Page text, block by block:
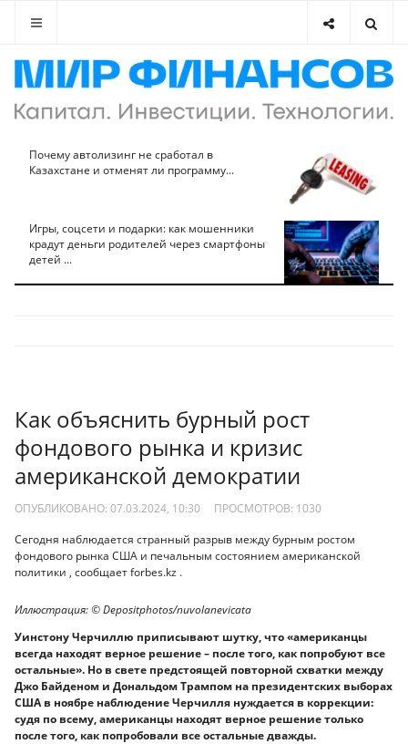
Почему автолизинг не сработал в
Казахстане и отменят ли программу...
Игры, соцсети и подарки: как мошенники
крадут деньги родителей через смартфоны
детей ...
Как объяснить бурный рост
фондового рынка и кризис
американской демократии
ОПУБЛИКОВАНО: 07.03.2024, 10:30 ПРОСМОТРОВ: 1030
Сегодня наблюдается странный разрыв между бурным ростом
фондового рынка США и печальным состоянием американской
политики , сообщает forbes.kz .
Иллюстрация: © Depositphotos/nuvolanevicata
Уинстону Черчиллю приписывают шутку, что «американцы
всегда находят верное решение – после того, как попробуют все
остальные». Но в свете предстоящей повторной схватки между
Джо Байденом и Дональдом Трампом на президентских выборах
США в ноябре наблюдение Черчилля нуждается в коррекции:
судя по всему, американцы находят верное решение только
после того, как попробовали все остальные дважды.